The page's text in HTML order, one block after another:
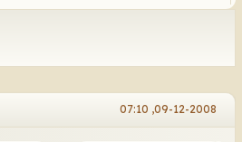
09-12-2008, 07:10